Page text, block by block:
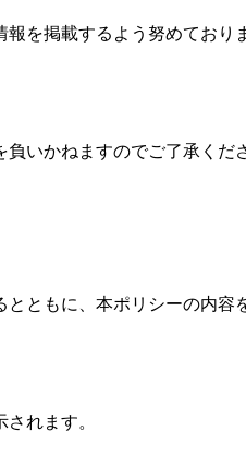
を掲載するよう努めており
いかねますのでご了承くだ
ともに、本ポリシーの内容
れます。